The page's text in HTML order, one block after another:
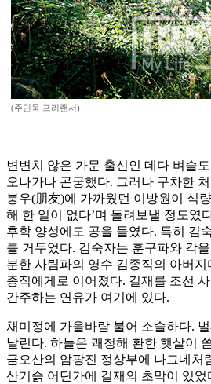
(주민욱 프리랜서)
변변치 않은 가문 출신인 데다 벼슬
오나가나 곤궁했다. 그러나 구차한
붕우(朋友)에 가까웠던 이방원이 식
해 한 일이 없다’며 돌려보낼 정도였
후학 양성에도 공을 들였다. 특히 김
를 거두었다. 김숙자는 훈구파와 각
분한 사림파의 영수 김종직의 아버
종직에게로 이어졌다. 길재를 조선
간주하는 연유가 여기에 있다.
채미정에 가을바람 불어 소슬하다.
날린다. 하늘은 쾌청해 환한 햇살이
금오산의 암팡진 정상부에 나그네처
산기슭 어딘가에 길재의 초막이 있